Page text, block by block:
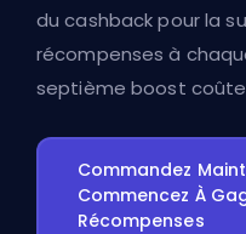
du cashback pour la
récompenses à
septième boost
Commandez
Commencez À
Récompenses